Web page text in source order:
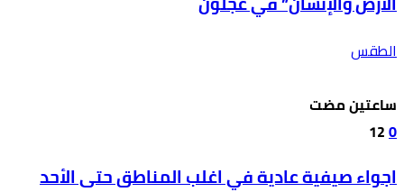
الطقس
‫‫‫‏‫ساعتين مضت‬
0
12
اجواء صيفية عادية في اغلب المناطق حتى الأحد